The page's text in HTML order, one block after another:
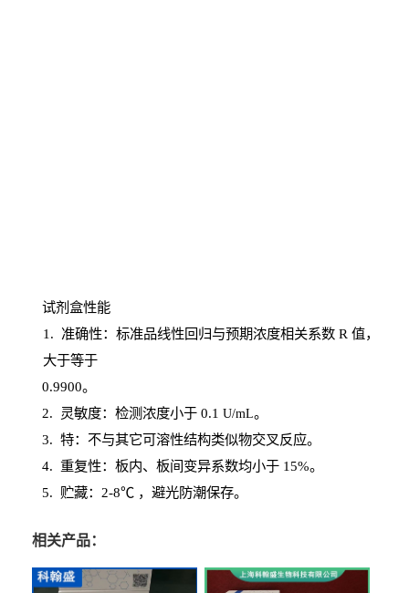
试剂盒性能
1 . 准确性：标准品线性回归与预期浓度相关系数 R 值，
大于等于
0.9900。
2. 灵敏度：检测浓度小于0.1 U/mL。
3. 特：不与其它可溶性结构类似物交叉反应。
4. 重复性：板内、板间变异系数均小于15%。
5. 贮藏：2-8℃ ，避光防潮保存。
相关产品：